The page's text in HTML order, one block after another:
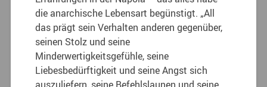
die anarchische Lebensart begünstigt. „All
das prägt sein Verhalten anderen gegenüber,
seinen Stolz und seine
Minderwertigkeitsgefühle, seine
Liebesbedürftigkeit und seine Angst sich